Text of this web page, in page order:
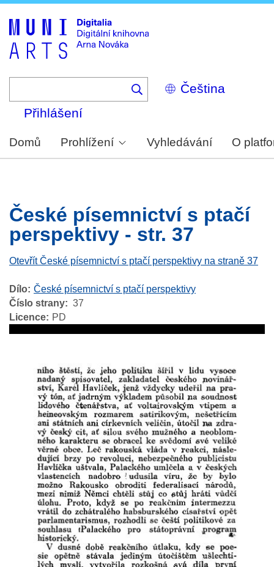
Select
your
Přihlášení
Domů Prohlížení Vyhledávání O
České písemnictví s ptačí
perspektivy - str. 37
Otevřít České písemnictví s ptačí perspektivy na straně 37
Dílo České písemnictví s ptačí perspektivy
Číslo strany
37
Licence
PD